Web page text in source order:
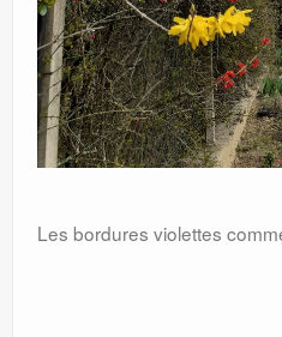
Les bordures violettes